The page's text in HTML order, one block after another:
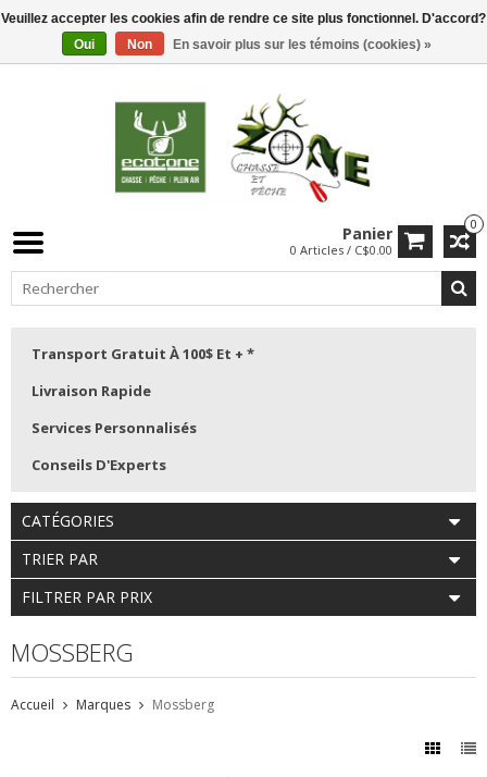
0
Panier
0 Articles / C$0.00
Transport Gratuit À 100$ Et + *
Livraison Rapide
Services Personnalisés
Conseils D'Experts
CATÉGORIES
TRIER PAR
FILTRER PAR PRIX
MOSSBERG
Accueil Marques Mossberg
Veuillez accepter les cookies afin de rendre ce site plus fonctionnel. D'accord?
Oui
Non En savoir plus sur les témoins (cookies) »